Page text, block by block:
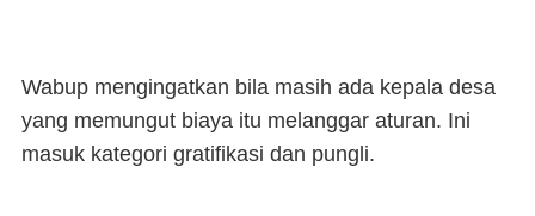
Wabup mengingatkan bila masih ada kepala desa
yang memungut biaya itu melanggar aturan. Ini
masuk kategori gratifikasi dan pungli.